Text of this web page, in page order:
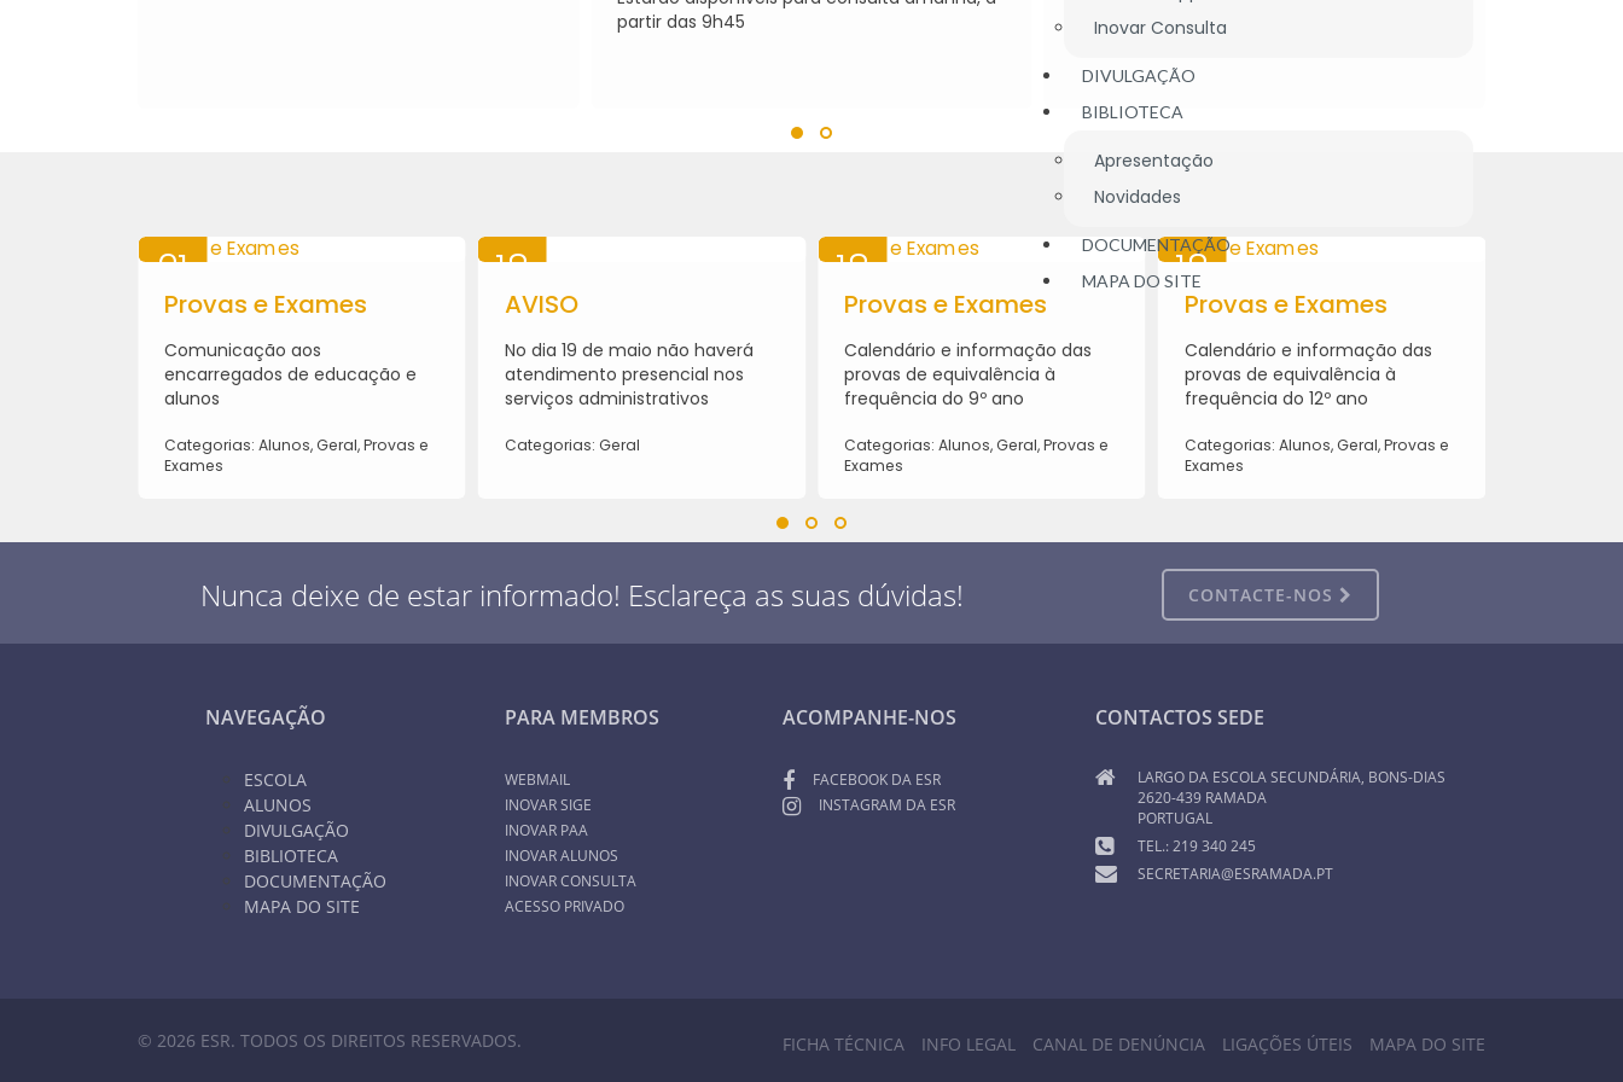
Inovar Consulta
DIVULGAÇÃO
BIBLIOTECA
Apresentação
Novidades
DOCUMENTAÇÃO
MAPA DO SITE
partir das 9h45
21
MAI
2026
Provas e Exames
Comunicação aos
encarregados de educação e
alunos
Categorias: Alunos, Geral, Provas e
Exames
18
MAI
2026
AVISO
No dia 19 de maio não haverá
atendimento presencial nos
serviços administrativos
Categorias: Geral
18
MAI
2026
Provas e Exames
Calendário e informação das
provas de equivalência à
frequência do 9º ano
Categorias: Alunos, Geral, Provas e
Exames
18
MAI
2026
Provas e Exames
Calendário e informação das
provas de equivalência à
frequência do 12º ano
Categorias: Alunos, Geral, Provas e
Exames
Nunca deixe de estar informado! Esclareça as suas dúvidas! CONTACTE-NOS
NAVEGAÇÃO
ESCOLA
ALUNOS
DIVULGAÇÃO
BIBLIOTECA
DOCUMENTAÇÃO
MAPA DO SITE
PARA MEMBROS
WEBMAIL
INOVAR SIGE
INOVAR PAA
INOVAR ALUNOS
INOVAR CONSULTA
ACESSO PRIVADO
ACOMPANHE-NOS
FACEBOOK DA ESR
INSTAGRAM DA ESR
CONTACTOS SEDE
LARGO DA ESCOLA SECUNDÁRIA, BONS-DIAS
2620-439 RAMADA
PORTUGAL
TEL.: 219 340 245
SECRETARIA@ESRAMADA.PT
© 2026 ESR. TODOS OS DIREITOS RESERVADOS. FICHA TÉCNICA INFO LEGAL CANAL DE DENÚNCIA LIGAÇÕES ÚTEIS MAPA DO SITE